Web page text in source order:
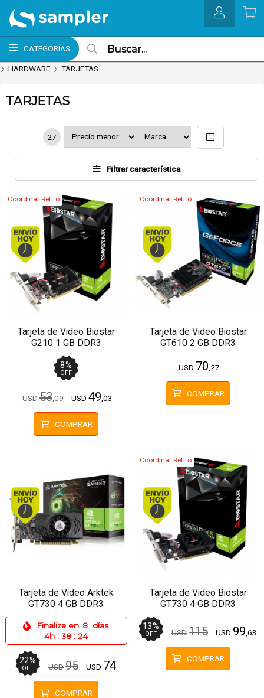
CATEGORÍAS
MI COMPRA
HARDWARE TARJETAS
TARJETAS
27
Filtrar característica
Coordinar Retiro
Envío hoy. Comprando antes de 13Hs.
Tarjeta de Video Biostar
G210 1 GB DDR3
8%
OFF
USD53,09 USD 49 ,03
COMPRAR
Coordinar Retiro
Envío hoy.
Tarjeta de Video Biostar
GT610 2 GB DDR3
USD 70 ,27
COMPRAR
Envío hoy. Comprando antes de 13Hs.
Tarjeta de Video Arktek
GT730 4 GB DDR3
Finaliza en 8 días
4h : 38 : 23
22%
OFF USD95 USD 74
COMPRAR
Coordinar Retiro
Envío hoy.
Tarjeta de Video Biostar
GT730 4 GB DDR3
13%
OFF USD115 USD 99 ,63
COMPRAR